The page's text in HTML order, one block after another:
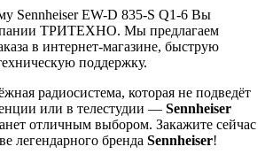
Sennheiser EW-D 835-S Q1-6 Вы
ТРИТЕХНО. Мы предлагаем
в интернет-магазине, быструю
поддержку.
радиосистема, которая не подведёт
или в телестудии — Sennheiser
отличным выбором. Закажите сейчас
легендарного бренда Sennheiser!